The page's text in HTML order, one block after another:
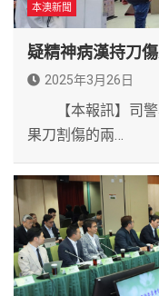
本澳新聞
疑精神病漢持刀
2025年3月26日
【本報訊】司警
果刀割傷的兩…